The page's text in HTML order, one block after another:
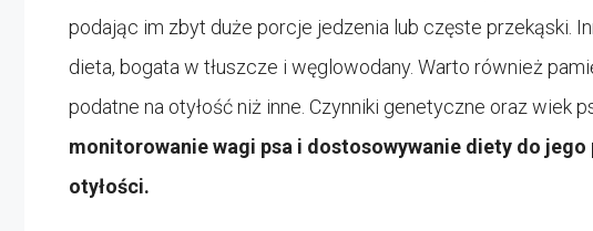
podając im zbyt duże porcje jedzenia lub częste przekąski.
dieta, bogata w tłuszcze i węglowodany. Warto również
podatne na otyłość niż inne. Czynniki genetyczne oraz wiek
monitorowanie wagi psa i dostosowywanie diety do
otyłości.